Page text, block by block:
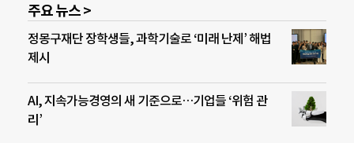
주요 뉴스 >
정몽구재단 장학생들, 과학기술로 ‘미래 난제’ 해법
제시
AI, 지속가능경영의 새 기준으로…기업들 ‘위험 관
리’